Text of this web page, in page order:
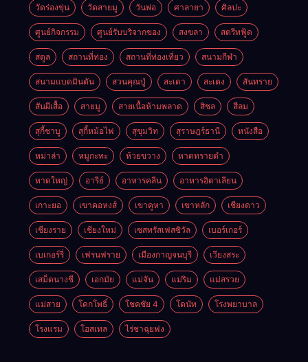
วัดร่องขุ่น วัดสายมู วันพ่อ ศาลายา ศิลปะ
ศูนย์กิจกรรม ศูนย์รับบริจากของ สงขลา สตรีทฟู้ด
สตูล สถานที่ท่อง สถานที่ท่องเที่ยว สนามกีฬา
สนามแบดมินตัน สวนคุณปู่ สะเดา สะเตง สันทราย
สันผีเสื้อ สายมู สายเนื้อห้ามพลาด สิชล สีลม
สุกี้ชาบู สุกี้หม้อไฟ สุขุมวิท สุราษฎร์ธานี หนังสือ
หม่าล่า หมูกะทะ ห้วยขวาง หาดทรายดำ
หาดใหญ่ อารีย์ อาหารคลีน อาหารอิตาเลียน
เกาะยอ เขาคอหงส์ เขาคูหา เขาหลัก เชียงดาว
เชียงราย เชียงใหม่ เซสทรัสเฟสซิวัล เบอร์เกอร์
เบเกอร์รี่ เฟรนฟราย เมืองกาญจนบุรี เวียงสระ
เสม็ดนางชี เอกมัย แม่จัน แม่ริม แม่สรวย
แม่สาย โคกโพธิ์ โชคชัย 4 โดนัท โรงพยาบาล
โรงแรม โฮสเทล ไร่ชาฉุยฟง